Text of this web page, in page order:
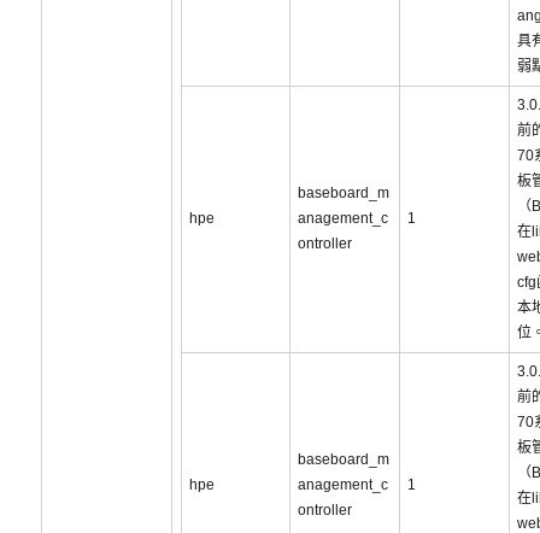
具
弱
hpe
baseboard_m
anagement_c
ontroller
1
前
70
板
在
cfg
本
位
hpe
baseboard_m
anagement_c
ontroller
1
前
70
板
在